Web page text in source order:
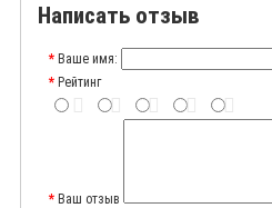
Написать отзыв
Ваше имя:
Рейтинг
Ваш отзыв